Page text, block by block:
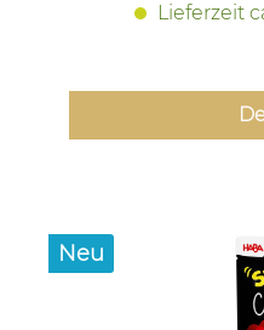
Lieferzeit
Neu